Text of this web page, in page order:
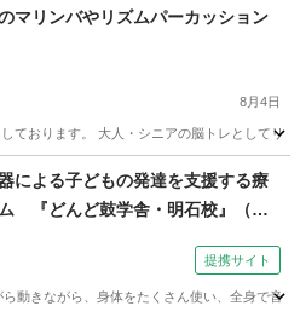
カッション
マリンバやリズムパーカッション
8月4日
ております。 大人・シニアの脳トレとして
ンバによる子どもの発達を支援する療
『どんど鼓学舎・明石校』（和
提携サイト
動きながら、身体をたくさん使い、全身で音